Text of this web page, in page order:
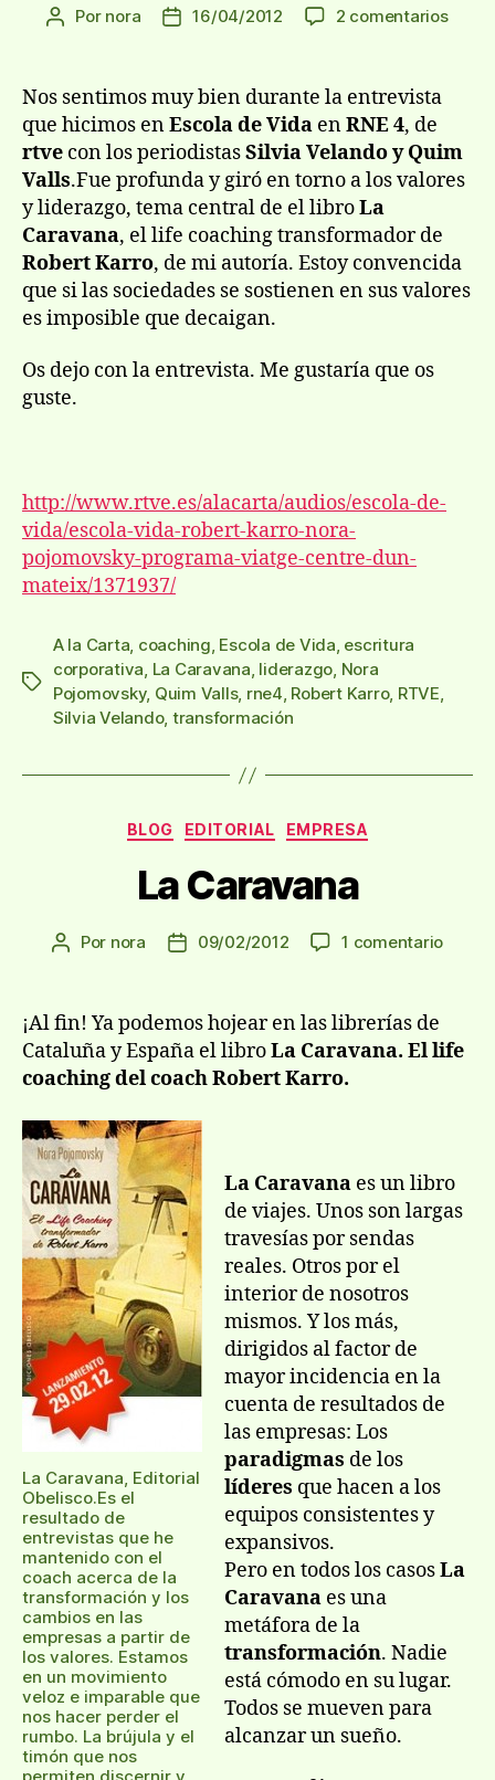
Autor
entrada
Por nora
Fecha
entrada
16/04/2012 2 comentariosen
rtve
Nos sentimos muy bien durante la entrevista
que hicimos enEscola de Vida enRNE 4, de
rtve con los periodistasSilvia Velando y Quim
Valls.Fue profunda y giró en torno a los valores
y liderazgo, tema central de el libroLa
Caravana, el life coaching transformador de
Robert Karro, de mi autoría. Estoy convencida
que si las sociedades se sostienen en sus valores
es imposible que decaigan.
Os dejo con la entrevista. Me gustaría que os
guste.
http://www.rtve.es/alacarta/audios/escola-de-
vida/escola-vida-robert-karro-nora-
pojomovsky-programa-viatge-centre-dun-
mateix/1371937/
Etiquetas
A la Carta, coaching, Escola de Vida, escritura
corporativa, La Caravana, liderazgo, Nora
Pojomovsky, Quim Valls, rne4, Robert Karro, RTVE,
Silvia Velando, transformación
Categorías
BLOG EDITORIAL EMPRESA
La Caravana
Autor
entrada
Por nora
Fecha
entrada
09/02/2012 1 comentarioen
¡Al fin! Ya podemos hojear en las librerías de
Cataluña y España el libroLa Caravana. El life
coaching del coach Robert Karro.
La Caravana, Editorial
Obelisco.Es el
resultado de
entrevistas que he
mantenido con el
coach acerca de la
transformación y los
cambios en las
empresas a partir de
los valores. Estamos
en un movimiento
veloz e imparable que
nos hacer perder el
rumbo. La brújula y el
timón que nos
La Caravana es un libro
de viajes. Unos son largas
travesías por sendas
reales. Otros por el
interior de nosotros
mismos. Y los más,
dirigidos al factor de
mayor incidencia en la
cuenta de resultados de
las empresas: Los
paradigmas de los
líderes que hacen a los
equipos consistentes y
expansivos.
Pero en todos los casosLa
Caravana es una
metáfora de la
transformación. Nadie
está cómodo en su lugar.
Todos se mueven para
alcanzar un sueño.